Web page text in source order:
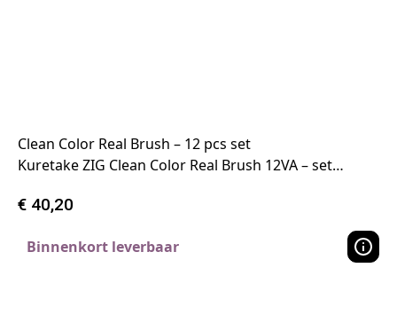
Clean Color Real Brush – 12 pcs set
Kuretake ZIG Clean Color Real Brush 12VA – set…
€ 40,20
Binnenkort leverbaar